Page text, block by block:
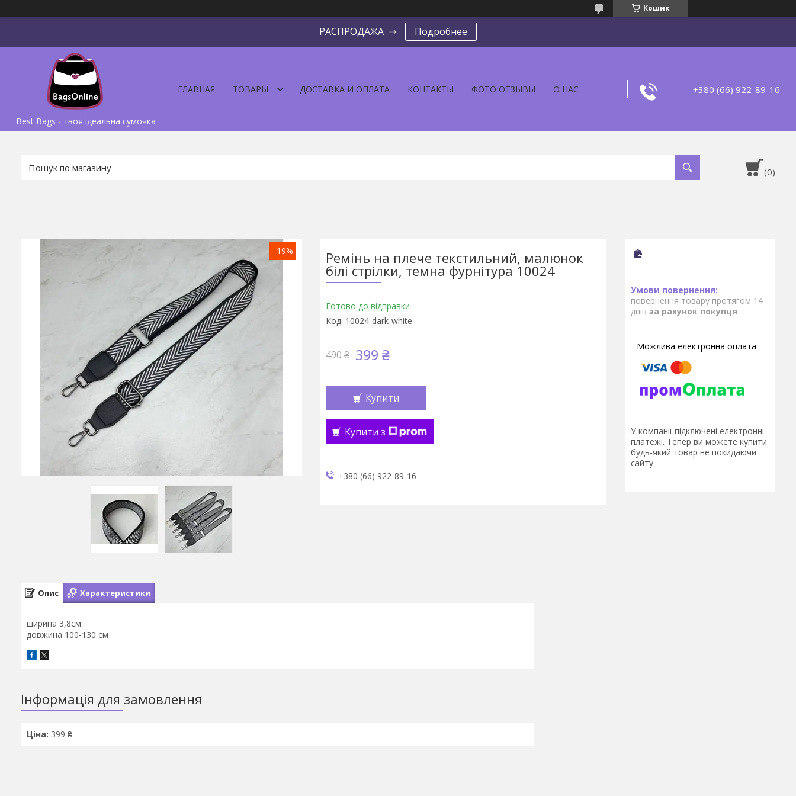
Кошик
РАСПРОДАЖА ⇒ Подробнее
Best Bags - твоя ідеальна сумочка
ГЛАВНАЯ ТОВАРЫ ДОСТАВКА И ОПЛАТА КОНТАКТЫ ФОТО ОТЗЫВЫ О НАС +380 (66) 922-89-16
–19% Ремінь на плече текстильний, малюнок
білі стрілки, темна фурнітура 10024
Готово до відправки
Код: 10024-dark-white
490 ₴ 399 ₴
Купити
Купити з
+380 (66) 922-89-16
повернення товару протягом 14
днів за рахунок покупця
У компанії підключені електронні
платежі. Тепер ви можете купити
будь-який товар не покидаючи
сайту.
Опис Характеристики
ширина 3,8см
довжина 100-130 см
Інформація для замовлення
Ціна: 399 ₴